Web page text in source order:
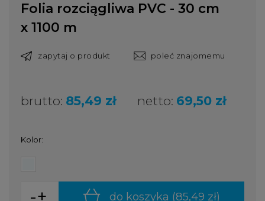
Folia rozciągliwa PVC - 30 cm
x 1100 m
zapytaj o produkt poleć znajomemu
brutto: 85,49 zł netto: 69,50 zł
Kolor:
+
- do koszyka (85,49 zł)